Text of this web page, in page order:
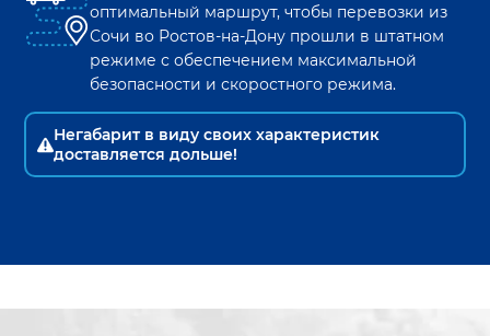
оптимальный маршрут, чтобы перевозки из
Сочи во Ростов-на-Дону прошли в штатном
режиме с обеспечением максимальной
безопасности и скоростного режима.
Негабарит в виду своих характеристик
доставляется дольше!